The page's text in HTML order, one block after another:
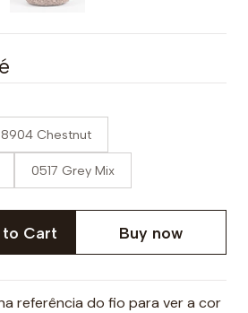
8904 Chestnut
0517 Grey Mix
to Cart Buy now
referência do fio para ver a cor